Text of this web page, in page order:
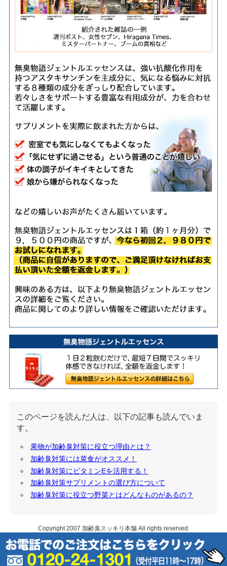
このページを読んだ人は、以下の記事も読んでいま
す。
果物が加齢臭対策に役立つ理由とは？
加齢臭対策には菜食がオススメ！
加齢臭対策にビタミンEを活用する！
加齢臭対策サプリメントの選び方について
加齢臭対策に役立つ野菜とはどんなものがあるの？
Copyright 2007 加齢臭スッキリ本舗All rights reserved.